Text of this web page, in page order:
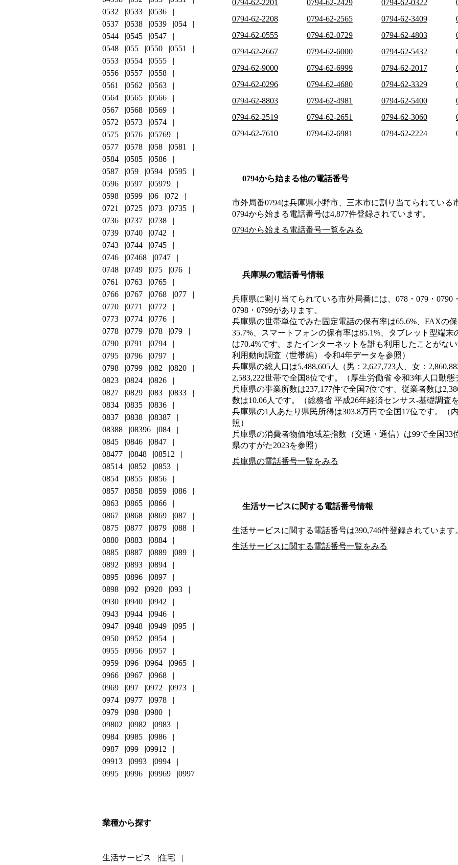
0794-62-2201
0794-62-2429 0794-62-0322
0794-62-2208
0794-62-2565 0794-62-3409
0794-62-0555
0794-62-0729 0794-62-4803
0794-62-2667
0794-62-6000 0794-62-5432
0794-62-9000
0794-62-6999 0794-62-2017
0794-62-0296
0794-62-4680 0794-62-3329
0794-62-8803
0794-62-4981 0794-62-5400
0794-62-2519
0794-62-2651 0794-62-3060
0794-62-7610
0794-62-6981 0794-62-2224
0794から始まる他の電話番号
市外局番0794は兵庫県小野市、三木市に割り当てられている
0794から始まる電話番号は4,877件登録されています。
0794から始まる電話番号一覧をみる
兵庫県の電話番号情報
兵庫県に割り当てられている市外局番には、078・079・0790
0798・0799があります。
兵庫県の世帯単位でみた固定電話の保有率は65.6%、FAXの
35.7%、スマートフォンの保有率は85.1%、タブレット型端
は70.4%です。またインターネットを誰も利用したことがな
利用動向調査（世帯編） 令和4年データを参照）
兵庫県の総人口は5,488,605人（男：2,627,723人、女：
2,583,222世帯で全国8位です。（厚生労働省 令和3年人口動
兵庫県の事業所数は237,177件で全国7位です。従業者数は
数は10.06人です。（総務省 平成26年経済センサス‐基礎調査
兵庫県の1人あたり県民所得は303.8万円で全国17位です。（
照）
兵庫県の消費者物価地域差指数（交通・通信）は99で全国33
県のすがた2023を参照）
兵庫県の電話番号一覧をみる
生活サービスに関する電話番号情報
生活サービスに関する電話番号は390,746件登録されています
生活サービスに関する電話番号一覧をみる
0532
0533
0536
0537
0538 0539
054
0544
0545
0547
0548
055 0550
0551
0553
0554
0555
0556
0557
0558
0561
0562
0563
0564
0565
0566
0567
0568
0569
0572
0573
0574
0575
0576
05769
0577
0578 058
0581
0584
0585
0586
0587
059 0594
0595
0596
0597
05979
0598
0599 06
072
0721
0725 073
0735
0736
0737
0738
0739
0740
0742
0743
0744
0745
0746
07468
0747
0748
0749 075
076
0761
0763
0765
0766
0767 0768
077
0770
0771
0772
0773
0774
0776
0778
0779 078
079
0790
0791
0794
0795
0796
0797
0798
0799 082
0820
0823
0824
0826
0827
0829 083
0833
0834
0835
0836
0837
0838
08387
08388
08396
084
0845
0846
0847
08477
0848
08512
08514
0852
0853
0854
0855
0856
0857
0858 0859
086
0863
0865
0866
0867
0868 0869
087
0875
0877 0879
088
0880
0883
0884
0885
0887 0889
089
0892
0893
0894
0895
0896
0897
0898
092 0920
093
0930
0940
0942
0943
0944
0946
0947
0948 0949
095
0950
0952
0954
0955
0956
0957
0959
096 0964
0965
0966
0967
0968
0969
097 0972
0973
0974
0977
0978
0979
098
0980
09802
0982
0983
0984
0985
0986
0987
099
09912
09913
0993
0994
0995
0996 09969 0997
業種から探す
生活サービス 住宅